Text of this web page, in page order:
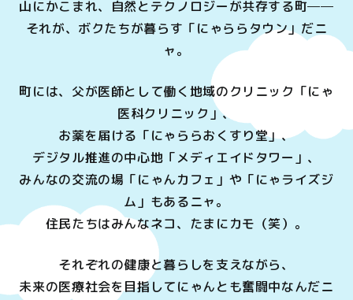
山にかこまれ、自然とテクノロジーが共存する町──
それが、ボクたちが暮らす「にゃららタウン」だニ
ャ。
町には、父が医師として働く地域のクリニック「にゃ
医科クリニック」、
お薬を届ける「にゃららおくすり堂」、
デジタル推進の中心地「メディエイドタワー」、
みんなの交流の場「にゃんカフェ」や「にゃライズジ
ム」もあるニャ。
住民たちはみんなネコ、たまにカモ（笑）。
それぞれの健康と暮らしを支えながら、
未来の医療社会を目指してにゃんとも奮闘中なんだニ